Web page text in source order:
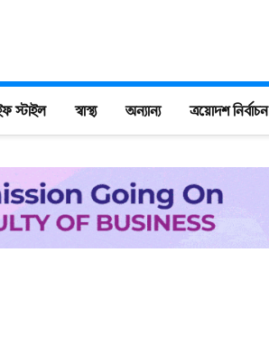
স্টাইল স্বাস্থ্য অন্যান্য ত্রয়োদশ নির্বাচন